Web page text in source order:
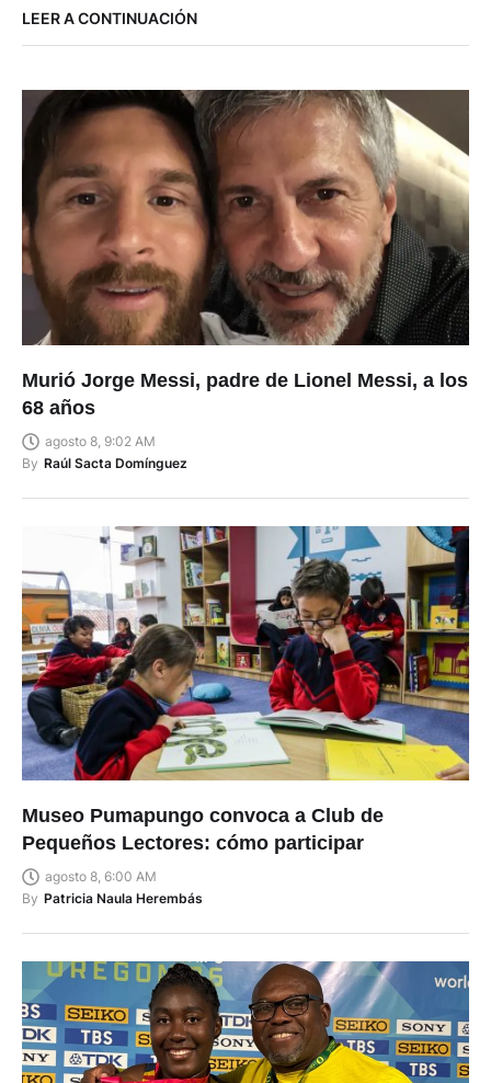
LEER A CONTINUACIÓN
Murió Jorge Messi, padre de Lionel Messi, a los
68 años
agosto 8, 9:02 AM
By Raúl Sacta Domínguez
Museo Pumapungo convoca a Club de
Pequeños Lectores: cómo participar
agosto 8, 6:00 AM
By Patricia Naula Herembás